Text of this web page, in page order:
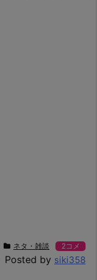
ネタ・雑談 2コメ
Posted by siki358